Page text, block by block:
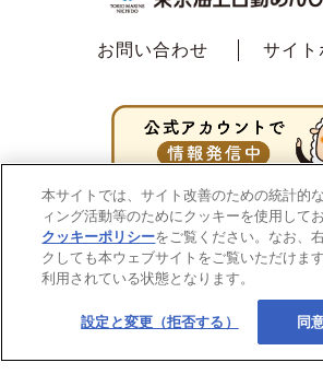
お問い合わせ サイト
本サイトでは、サイト改善のための統計的
ィング活動等のためにクッキーを使用して
クッキーポリシーをご覧ください。なお、
クしても本ウェブサイトをご覧いただけま
利用されている状態となります。
設定と変更（拒否する） 同